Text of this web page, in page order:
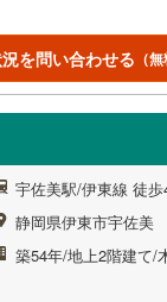
を問い合わせる （
宇佐美駅/伊東線 徒歩
静岡県伊東市宇佐美
築54年/地上2階建て/